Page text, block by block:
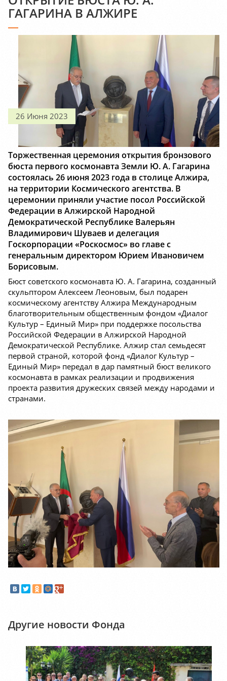
ГАГАРИНА В АЛЖИРЕ
26 Июня 2023
Торжественная церемония открытия бронзового
бюста первого космонавта Земли Ю. А. Гагарина
состоялась 26 июня 2023 года в столице Алжира,
на территории Космического агентства. В
церемонии приняли участие посол Российской
Федерации в Алжирской Народной
Демократической Республике Валерьян
Владимирович Шуваев и делегация
Госкорпорации «Роскосмос» во главе с
генеральным директором Юрием Ивановичем
Борисовым.
Бюст советского космонавта Ю. А. Гагарина, созданный
скульптором Алексеем Леоновым, был подарен
космическому агентству Алжира Международным
благотворительным общественным фондом «Диалог
Культур – Единый Мир» при поддержке посольства
Российской Федерации в Алжирской Народной
Демократической Республике. Алжир стал семьдесят
первой страной, которой фонд «Диалог Культур –
Единый Мир» передал в дар памятный бюст великого
космонавта в рамках реализации и продвижения
проекта развития дружеских связей между народами и
странами.
Другие новости Фонда